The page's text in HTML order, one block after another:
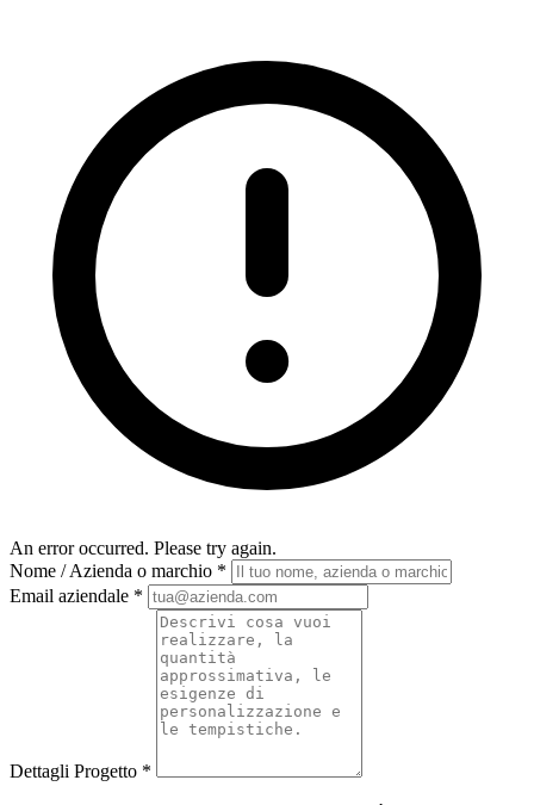
An error occurred. Please try again.
Nome / Azienda o marchio *
Email aziendale *
Dettagli Progetto *